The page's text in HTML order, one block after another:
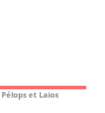
Pélops et Laios